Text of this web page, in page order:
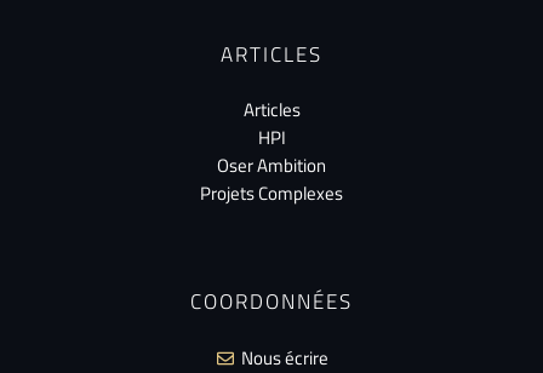
ARTICLES
Articles
HPI
Oser Ambition
Projets Complexes
COORDONNÉES
Nous écrire